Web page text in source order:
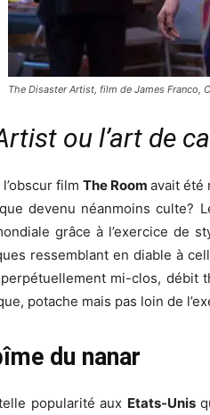
The Disaster Artist, film de James Franco,
ou l’art de
l’obscur filmThe Roomavait été
devenu néanmoins culte?
grâce à l’exercice de
ressemblant en diable à
mi-clos, débit
potache mais pas loin de
du nanar
popularité aux Etats-Unis